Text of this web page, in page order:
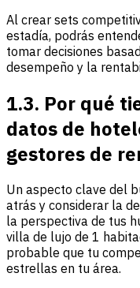
Al crear sets
estadía, podrás
tomar decisiones
desempeño y la
1.3. Por qué
datos de
gestores de
Un aspecto clave del
atrás y considerar la
la perspectiva de tus
villa de lujo de 1
probable que tu
estrellas en tu área.